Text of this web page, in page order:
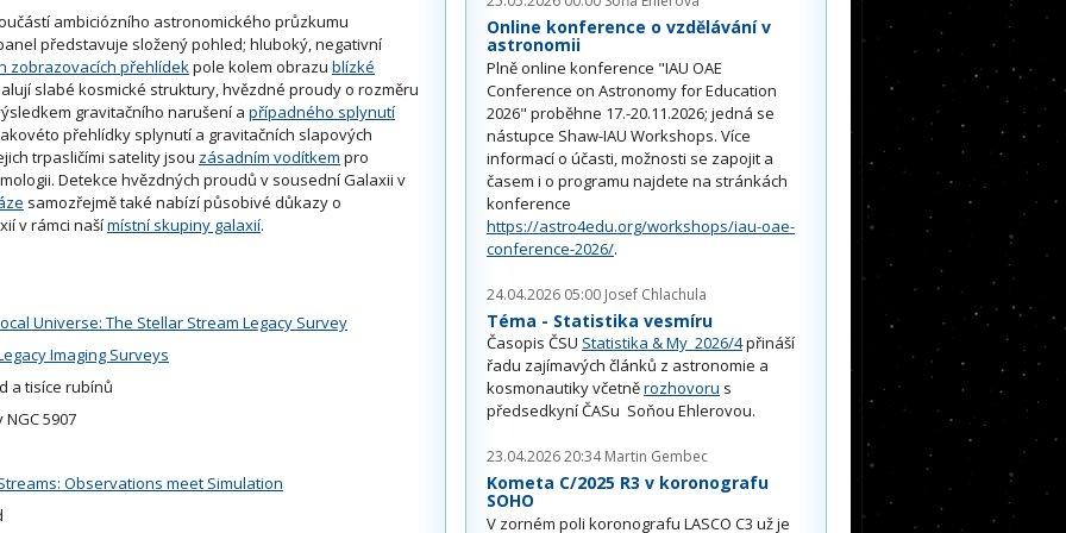
ambiciózního astronomického průzkumu
představuje složený pohled; hluboký, negativní
zobrazovacích přehlídekpole kolem obrazu blízké
slabé kosmické struktury, hvězdné proudy o rozměru
gravitačního narušení a případného splynutí
přehlídky splynutí a gravitačních slapových
trpasličími satelity jsou zásadním vodítkem pro
Detekce hvězdných proudů v sousední Galaxii v
samozřejmě také nabízí působivé důkazy o
v rámci našímístní skupiny galaxií.
Universe: The Stellar Stream Legacy Survey
Imaging Surveys
a tisíce rubínů
5907
Observations meet Simulation
Online konference o vzdělávání v
astronomii
Plně online konference "IAU OAE
Conference on Astronomy for Education
2026" proběhne 17.-20.11.2026; jedná se
nástupce Shaw-IAU Workshops. Více
informací o účasti, možnosti se zapojit a
časem i o programu najdete na stránkách
konference
https://astro4edu.org/workshops/iau-oae-
conference-2026/.
24.04.2026 05:00 Josef Chlachula
Téma - Statistika vesmíru
Časopis ČSU Statistika & My 2026/4přináší
řadu zajímavých článků z astronomie a
kosmonautiky včetněrozhovoru s
předsedkyní ČASu Soňou Ehlerovou.
23.04.2026 20:34 Martin Gembec
Kometa C/2025 R3 v koronografu
SOHO
V zorném poli koronografu LASCO C3 už je